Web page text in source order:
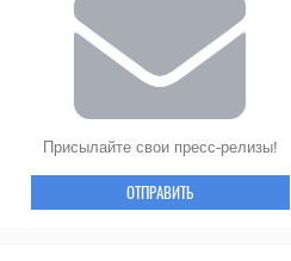
Присылайте свои пресс-релизы!
ОТПРАВИТЬ